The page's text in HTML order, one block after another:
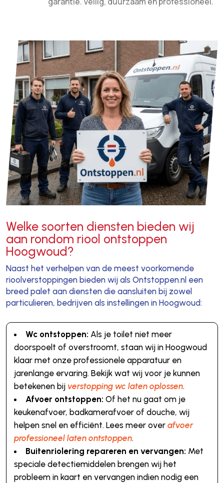
Welke soorten diensten bieden wij
aan rondom riool ontstoppen
Hoogwoud?
Naast het verhelpen van de meest voorkomende
rioolverstoppingen bieden wij als Ontstoppen.nl een
breed palet aan diensten die aansluiten bij zowel
particulieren, bedrijven als instellingen in Hoogwoud:
Wc ontstoppen: Als je toilet niet meer
doorspoelt of overstroomt, staan wij in Hoogwoud
klaar met onze professionele apparatuur en
jarenlange ervaring. Bekijk wat wij voor je kunnen
betekenen bij verstopping wc laten oplossen.
Afvoer ontstoppen: Of het nu gaat om je
keukenafvoer, badkamerafvoer of douche, wij
helpen snel en efficiënt. Lees meer over afvoer
professioneel laten ontstoppen.
Buitenriolering repareren en vervangen: Met
speciale detectiemiddelen brengen wij het
probleem in kaart en vervangen indien nodig een